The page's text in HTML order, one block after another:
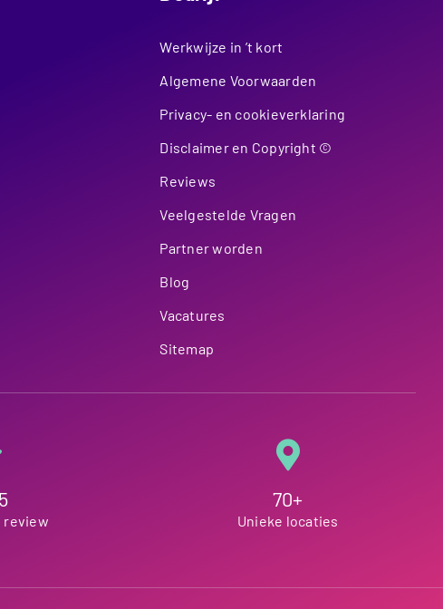
Werkwijze in ’t kort
Algemene Voorwaarden
Privacy- en cookieverklaring
Disclaimer en Copyright ©
Reviews
Veelgestelde Vragen
Partner worden
Blog
Vacatures
Sitemap
review
70+
Unieke locaties